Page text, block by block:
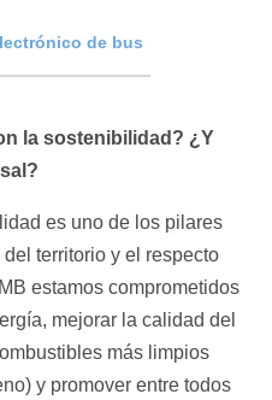
de bus
la sostenibilidad? ¿Y
es uno de los pilares
territorio y el respecto
estamos comprometidos
mejorar la calidad del
más limpios
y promover entre todos